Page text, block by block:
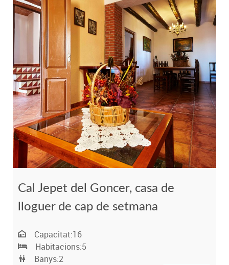
Cal Jepet del Goncer, casa de
lloguer de cap de setmana
Capacitat:16
Habitacions:5
Banys:2